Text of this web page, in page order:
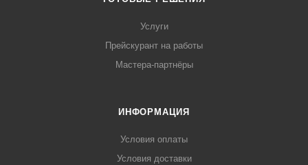
Услуги
Прейскурант на работы
Мастера-партнёры
ИНФОРМАЦИЯ
Условия оплаты
Условия доставки